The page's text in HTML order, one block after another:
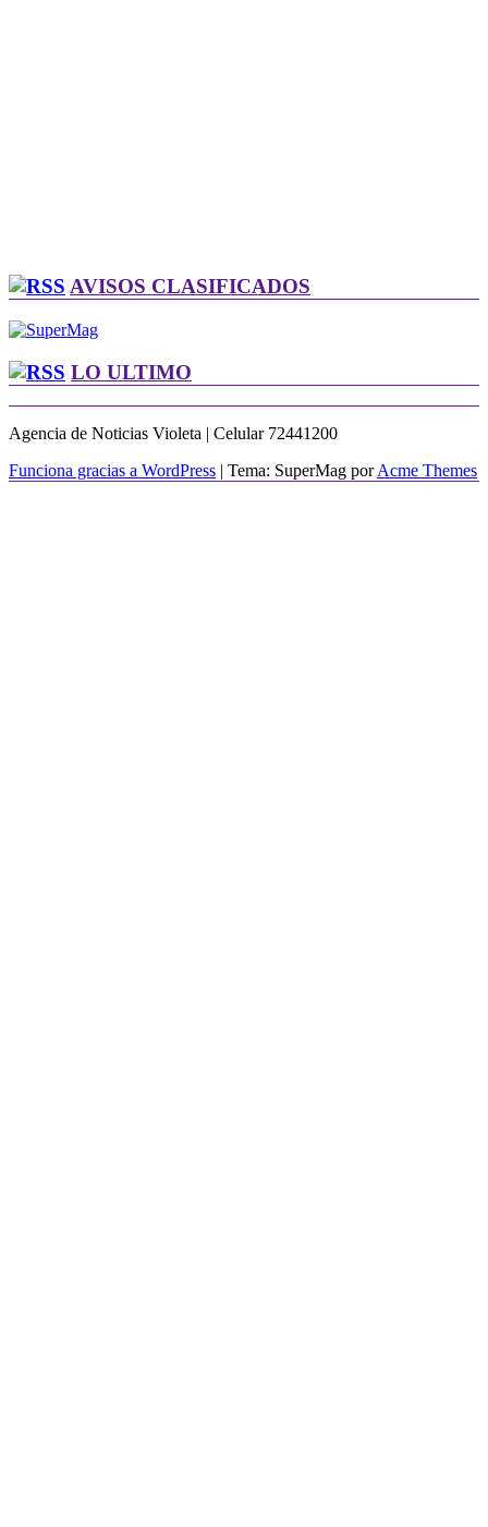
AVISOS CLASIFICADOS
LO ULTIMO
Agencia de Noticias Violeta | Celular 72441200
Funciona gracias a WordPress | Tema: SuperMag porAcme Themes